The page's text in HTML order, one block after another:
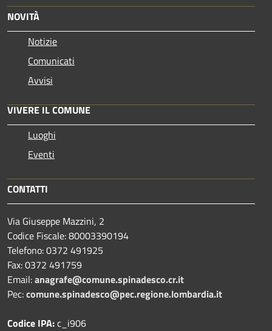
NOVITÀ
Notizie
Comunicati
Avvisi
VIVERE IL COMUNE
Luoghi
Eventi
CONTATTI
Via Giuseppe Mazzini, 2
Codice Fiscale: 80003390194
Telefono:0372 491925
Fax:0372 491759
Email:anagrafe@comune.spinadesco.cr.it
Pec:comune.spinadesco@pec.regione.lombardia.it
Codice IPA:c_i906